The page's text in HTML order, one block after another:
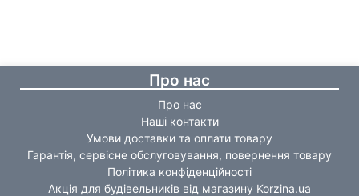
Про нас
Про нас
Наші контакти
Умови доставки та оплати товару
Гарантія, сервісне обслуговування, повернення товару
Політика конфіденційності
Акція для будівельників від магазину Korzina.ua